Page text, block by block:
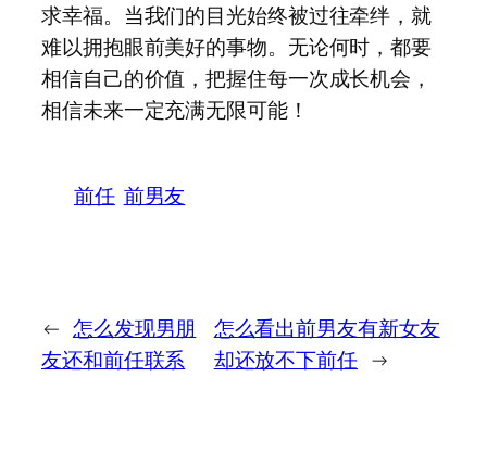
求幸福。当我们的目光始终被过往牵绊，就
难以拥抱眼前美好的事物。无论何时，都要
相信自己的价值，把握住每一次成长机会，
相信未来一定充满无限可能！
前任 前男友
← 怎么发现男朋
友还和前任联系
怎么看出前男友有新女友
却还放不下前任 →